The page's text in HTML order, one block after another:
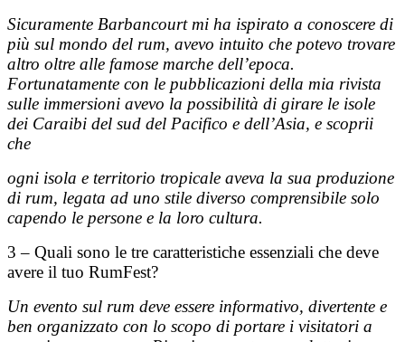
Sicuramente Barbancourt mi ha ispirato a conoscere di
più sul mondo del rum, avevo intuito che potevo trovare
altro oltre alle famose marche dell’epoca.
Fortunatamente con le pubblicazioni della mia rivista
sulle immersioni avevo la possibilità di girare le isole
dei Caraibi del sud del Pacifico e dell’Asia, e scoprii
che
ogni isola e territorio tropicale aveva la sua produzione
di rum, legata ad uno stile diverso comprensibile solo
capendo le persone e la loro cultura.
3 – Quali sono le tre caratteristiche essenziali che deve
avere il tuo RumFest?
Un evento sul rum deve essere informativo, divertente e
ben organizzato con lo scopo di portare i visitatori a